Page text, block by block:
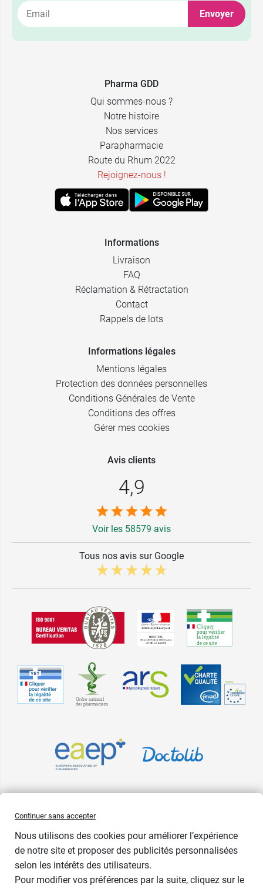
Envoyer
Pharma GDD
Qui sommes-nous ?
Notre histoire
Nos services
Parapharmacie
Route du Rhum 2022
Rejoignez-nous !
Informations
Livraison
FAQ
Réclamation & Rétractation
Contact
Rappels de lots
Informations légales
Mentions légales
Protection des données personnelles
Conditions Générales de Vente
Conditions des offres
Gérer mes cookies
Avis clients
4,9
Voir les 58579 avis
Tous nos avis sur Google
Pharma GDD adhère à la Fédération du e-commerce et de la vente à
européen Ecommerce Europe Trustmark.
Accessibilité
: partiellement conforme
Continuer sans accepter
Nous utilisons des cookies pour améliorer l’expérience
de notre site et proposer des publicités personnalisées
selon les intérêts des utilisateurs.
Pour modifier vos préférences par la suite, cliquez sur le